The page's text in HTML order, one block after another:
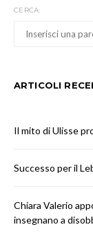
CERCA:
ARTICOLI
Il mito di Ulisse
Successo per il
Chiara Valerio
insegnano a